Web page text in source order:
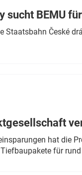
sucht BEMU
Staatsbahn České
hat die
für